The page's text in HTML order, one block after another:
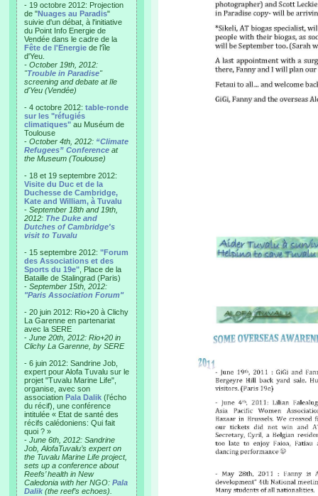
- 19 octobre 2012: Projection
de "Nuages au Paradis"
suivie d'un débat, à l'initiative
du Point Info Energie de
Vendée dans le cadre de la
Fête de l'Energie de l'île
d'Yeu.
- October 19th, 2012:
"Trouble in Paradise"
screening and debate at Ile
d'Yeu (Vendée)
- 4 octobre 2012: table-ronde
sur les "réfugiés
climatiques" au Muséum de
Toulouse
- October 4th, 2012: “Climate
Refugees” Conference at
the Museum (Toulouse)
- 18 et 19 septembre 2012:
Visite du Duc et de la
Duchesse de Cambridge,
Kate and William, à Tuvalu
- September 18th and 19th,
2012: The Duke and
Dutches of Cambridge's
visit to Tuvalu
- 15 septembre 2012: "Forum
des Associations et des
Sports du 19e" , Place de la
Bataille de Stalingrad (Paris)
- September 15th, 2012:
"Paris Association Forum"
- 20 juin 2012: Rio+20 à Clichy
La Garenne en partenariat
avec la SERE
- June 20th, 2012: Rio+20 in
Clichy La Garenne, by SERE
- 6 juin 2012: Sandrine Job,
expert pour Alofa Tuvalu sur le
projet "Tuvalu Marine Life",
organise, avec son
association Pala Dalik (l’écho
du récif), une conférence
intitulée « Etat de santé des
récifs calédoniens: Qui fait
quoi ? »
- June 6th, 2012: Sandrine
Job, AlofaTuvalu’s expert on
the Tuvalu Marine Life project,
sets up a conference about
Reefs’ health in New
Caledonia with her NGO: Pala
Dalik (the reef’s echoes).